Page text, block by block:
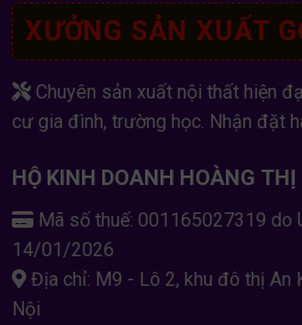
XƯỞNG SẢN XUẤT
Chuyên sản xuất nội thất hiện
cư gia đình, trường học. Nhận đặt
HỘ KINH DOANH HOÀNG THỊ
Mã số thuế: 001165027319 do
14/01/2026
Địa chỉ: M9 - Lô 2, khu đô thị An
Nội